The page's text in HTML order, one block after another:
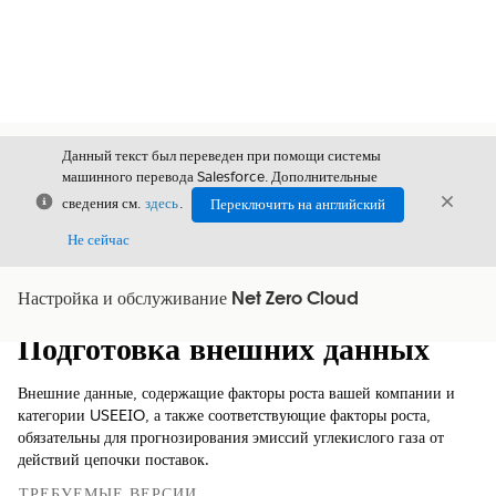
Закрыть
Данный текст был переведен при помощи системы
машинного перевода Salesforce. Дополнительные
сведения см. здесь.
Переключить на английский
Не сейчас
Настройка и обслуживание Net Zero Cloud
Показать содержание
Содержание
Подготовка внешних данных
Внешние данные, содержащие факторы роста вашей компании и
категории USEEIO, а также соответствующие факторы роста,
обязательны для прогнозирования эмиссий углекислого газа от
действий цепочки поставок.